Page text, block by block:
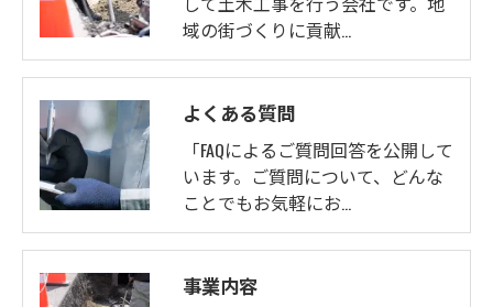
域の街づくりに貢献…
よくある質問
「FAQによるご質問回答を公開して
います。ご質問について、どんな
ことでもお気軽にお…
事業内容